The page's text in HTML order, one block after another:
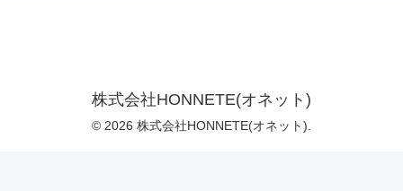
株式会社HONNETE(オネット)
© 2026 株式会社HONNETE(オネット).